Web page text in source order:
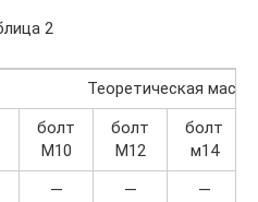
2
Теоретическая
болт
М10
болт
М12
болт
м14
— —
—